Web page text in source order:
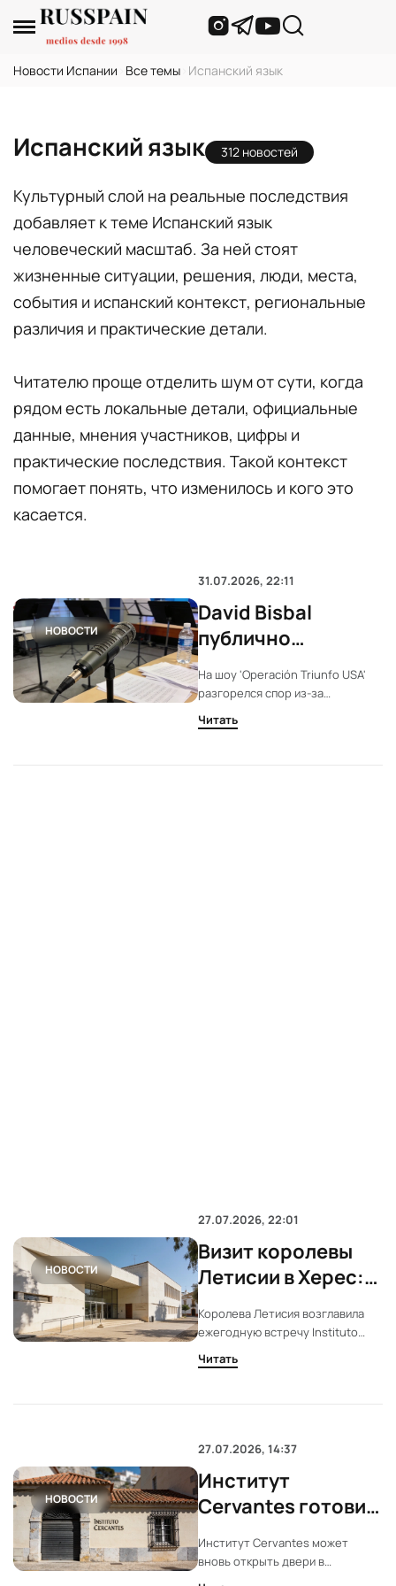
Новости Испании Все темы Испанский язык
Испанский язык 312 новостей
Культурный слой на реальные последствия
добавляет к теме Испанский язык
человеческий масштаб. За ней стоят
жизненные ситуации, решения, люди, места,
события и испанский контекст, региональные
различия и практические детали.
Читателю проще отделить шум от сути, когда
рядом есть локальные детали, официальные
данные, мнения участников, цифры и
практические последствия. Такой контекст
помогает понять, что изменилось и кого это
касается.
НОВОСТИ
31.07.2026, 22:11
David Bisbal
публично
поддержал
испанский язык на
шоу в США
На шоу 'Operación Triunfo USA'
разгорелся спор из-за
испанского языка. David Bisbal
встал на защиту участницы из
Читать
НОВОСТИ
27.07.2026, 22:01
Визит королевы
Летисии в Херес:
акцент на
испанский язык и
стиль
Королева Летисия возглавила
ежегодную встречу Instituto
Cervantes в Хересе.
Мероприятие собрало
испанского языка и летний образ
Читать
НОВОСТИ
27.07.2026, 14:37
Институт
Cervantes готовит
возвращение в
Гибралтар после
Институт Cervantes может
вновь открыть двери в
Гибралтаре. Решение зависит от